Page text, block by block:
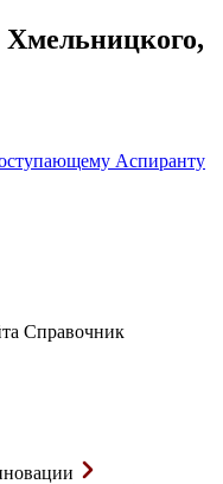
Аспиранту
Справочник